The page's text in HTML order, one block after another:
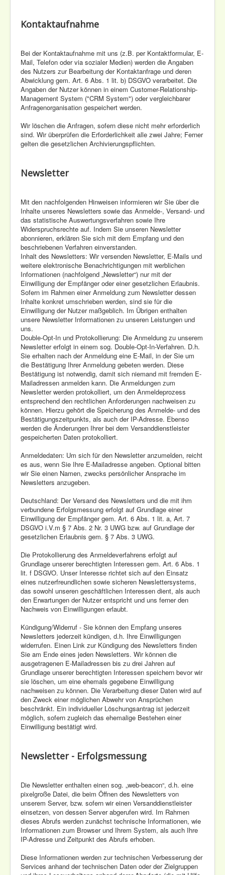
Kontaktaufnahme
Bei der Kontaktaufnahme mit uns (z.B. per Kontaktformular, E-
Mail, Telefon oder via sozialer Medien) werden die Angaben
des Nutzers zur Bearbeitung der Kontaktanfrage und deren
Abwicklung gem. Art. 6 Abs. 1 lit. b) DSGVO verarbeitet. Die
Angaben der Nutzer können in einem Customer-Relationship-
Management System ("CRM System") oder vergleichbarer
Anfragenorganisation gespeichert werden.
Wir löschen die Anfragen, sofern diese nicht mehr erforderlich
sind. Wir überprüfen die Erforderlichkeit alle zwei Jahre; Ferner
gelten die gesetzlichen Archivierungspflichten.
Newsletter
Mit den nachfolgenden Hinweisen informieren wir Sie über die
Inhalte unseres Newsletters sowie das Anmelde-, Versand- und
das statistische Auswertungsverfahren sowie Ihre
Widerspruchsrechte auf. Indem Sie unseren Newsletter
abonnieren, erklären Sie sich mit dem Empfang und den
beschriebenen Verfahren einverstanden.
Inhalt des Newsletters: Wir versenden Newsletter, E-Mails und
weitere elektronische Benachrichtigungen mit werblichen
Informationen (nachfolgend „Newsletter“) nur mit der
Einwilligung der Empfänger oder einer gesetzlichen Erlaubnis.
Sofern im Rahmen einer Anmeldung zum Newsletter dessen
Inhalte konkret umschrieben werden, sind sie für die
Einwilligung der Nutzer maßgeblich. Im Übrigen enthalten
unsere Newsletter Informationen zu unseren Leistungen und
uns.
Double-Opt-In und Protokollierung: Die Anmeldung zu unserem
Newsletter erfolgt in einem sog. Double-Opt-In-Verfahren. D.h.
Sie erhalten nach der Anmeldung eine E-Mail, in der Sie um
die Bestätigung Ihrer Anmeldung gebeten werden. Diese
Bestätigung ist notwendig, damit sich niemand mit fremden E-
Mailadressen anmelden kann. Die Anmeldungen zum
Newsletter werden protokolliert, um den Anmeldeprozess
entsprechend den rechtlichen Anforderungen nachweisen zu
können. Hierzu gehört die Speicherung des Anmelde- und des
Bestätigungszeitpunkts, als auch der IP-Adresse. Ebenso
werden die Änderungen Ihrer bei dem Versanddienstleister
gespeicherten Daten protokolliert.
Anmeldedaten: Um sich für den Newsletter anzumelden, reicht
es aus, wenn Sie Ihre E-Mailadresse angeben. Optional bitten
wir Sie einen Namen, zwecks persönlicher Ansprache im
Newsletters anzugeben.
Deutschland: Der Versand des Newsletters und die mit ihm
verbundene Erfolgsmessung erfolgt auf Grundlage einer
Einwilligung der Empfänger gem. Art. 6 Abs. 1 lit. a, Art. 7
DSGVO i.V.m § 7 Abs. 2 Nr. 3 UWG bzw. auf Grundlage der
gesetzlichen Erlaubnis gem. § 7 Abs. 3 UWG.
Die Protokollierung des Anmeldeverfahrens erfolgt auf
Grundlage unserer berechtigten Interessen gem. Art. 6 Abs. 1
lit. f DSGVO. Unser Interesse richtet sich auf den Einsatz
eines nutzerfreundlichen sowie sicheren Newslettersystems,
das sowohl unseren geschäftlichen Interessen dient, als auch
den Erwartungen der Nutzer entspricht und uns ferner den
Nachweis von Einwilligungen erlaubt.
Kündigung/Widerruf - Sie können den Empfang unseres
Newsletters jederzeit kündigen, d.h. Ihre Einwilligungen
widerrufen. Einen Link zur Kündigung des Newsletters finden
Sie am Ende eines jeden Newsletters. Wir können die
ausgetragenen E-Mailadressen bis zu drei Jahren auf
Grundlage unserer berechtigten Interessen speichern bevor wir
sie löschen, um eine ehemals gegebene Einwilligung
nachweisen zu können. Die Verarbeitung dieser Daten wird auf
den Zweck einer möglichen Abwehr von Ansprüchen
beschränkt. Ein individueller Löschungsantrag ist jederzeit
möglich, sofern zugleich das ehemalige Bestehen einer
Einwilligung bestätigt wird.
Newsletter - Erfolgsmessung
Die Newsletter enthalten einen sog. „web-beacon“, d.h. eine
pixelgroße Datei, die beim Öffnen des Newsletters von
unserem Server, bzw. sofern wir einen Versanddienstleister
einsetzen, von dessen Server abgerufen wird. Im Rahmen
dieses Abrufs werden zunächst technische Informationen, wie
Informationen zum Browser und Ihrem System, als auch Ihre
IP-Adresse und Zeitpunkt des Abrufs erhoben.
Diese Informationen werden zur technischen Verbesserung der
Services anhand der technischen Daten oder der Zielgruppen